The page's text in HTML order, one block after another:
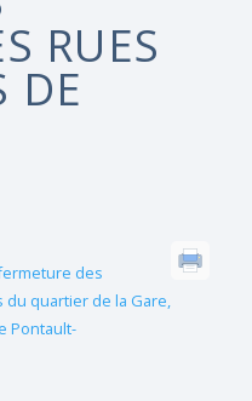
RUES
DE
des
quartier de la Gare,
Pontault-